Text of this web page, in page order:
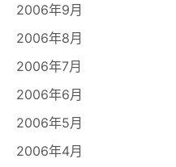
2006年9月
2006年8月
2006年7月
2006年6月
2006年5月
2006年4月